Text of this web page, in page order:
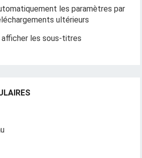
les paramètres par
ultérieurs
afficher les sous-titres